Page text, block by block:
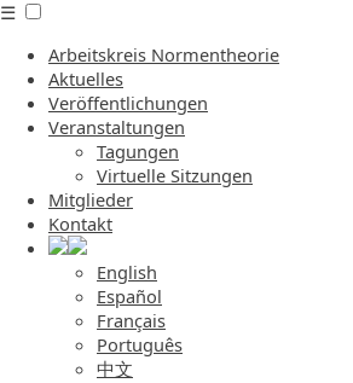
☰
Arbeitskreis Normentheorie
Aktuelles
Veröffentlichungen
Veranstaltungen
Tagungen
Virtuelle Sitzungen
Mitglieder
Kontakt
English
Español
Français
Português
中文